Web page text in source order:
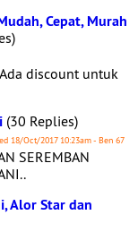
Cepat, Murah
discount untuk
(30 Replies)
18/Oct/2017 10:23am - Ben 67
SEREMBAN
Alor Star dan